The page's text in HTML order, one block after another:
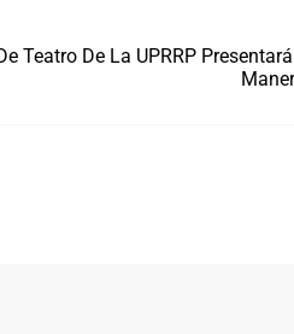
Teatro De La UPRRP